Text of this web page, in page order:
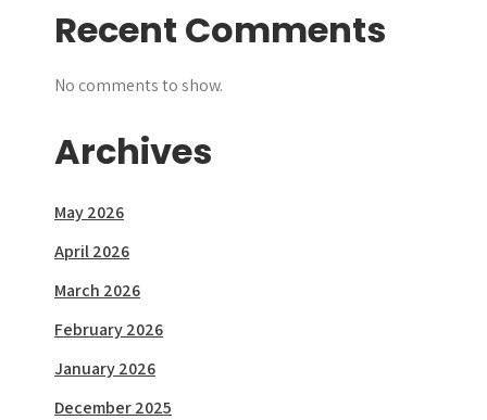
Recent Comments
No comments to show.
Archives
May 2026
April 2026
March 2026
February 2026
January 2026
December 2025